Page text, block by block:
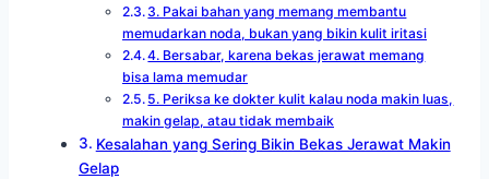
3. Pakai bahan yang memang membantu
memudarkan noda, bukan yang bikin kulit iritasi
4. Bersabar, karena bekas jerawat memang
bisa lama memudar
5. Periksa ke dokter kulit kalau noda makin luas,
makin gelap, atau tidak membaik
Kesalahan yang Sering Bikin Bekas Jerawat Makin
Gelap